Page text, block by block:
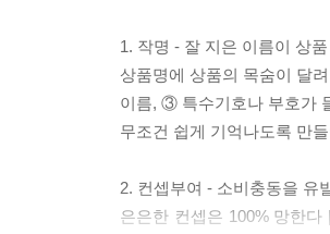
1. 작명 - 잘 지은 이름이 상
상품명에 상품의 목숨이 달
이름, ③ 특수기호나 부호가
무조건 쉽게 기억나도록 만
2. 컨셉부여 - 소비충동을 유
은은한 컨셉은 100% 망한